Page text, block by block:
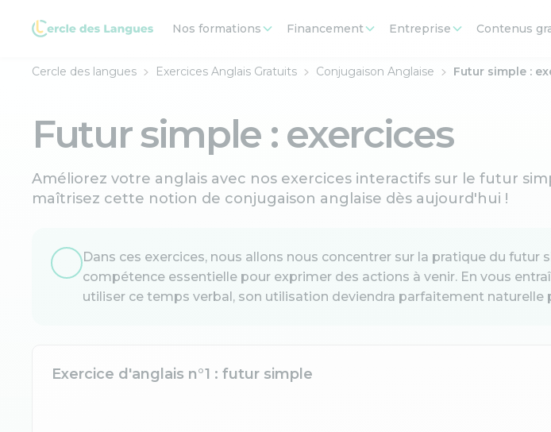
Nos formations Financement Entreprise Contenus
Cercle des langues Exercices Anglais Gratuits Conjugaison Anglaise Futur simple :
Futur simple : exercices
Améliorez votre anglais avec nos exercices interactifs sur le futur
maîtrisez cette notion de conjugaison anglaise dès aujourd'hui !
Dans ces exercices, nous allons nous concentrer sur la pratique du futur
compétence essentielle pour exprimer des actions à venir. En vous
utiliser ce temps verbal, son utilisation deviendra parfaitement naturelle
Exercice d'anglais n°1 : futur simple